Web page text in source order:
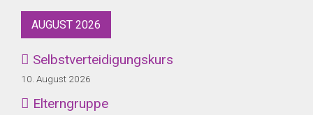
AUGUST 2026
Selbstverteidigungskurs
10. August 2026
Elterngruppe